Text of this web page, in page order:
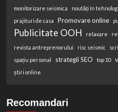
monitorizare seismica
noutăți în
prajituri de casa
Promovare online
Publicitate OOH relaxare
revista antreprenorului risc seismic
spațiu personal
strategii SEO top 10
știri online
Recomandari